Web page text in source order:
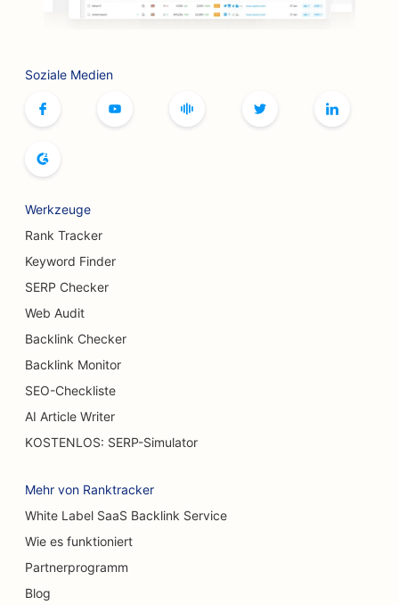
SEO für Boutiquen
SEO für Bowlingbahnen
SEO für Brettspiel-Cafés
SEO für Brauereien
SEO für Brustvergrößerungsdienste
SEO für Buffet-Restaurants
SEO für Cafés
SEO für Konditoreien
SEO für Restaurants, die zwanglos speisen
SEO für Autowaschanlagen
SEO für Autohäuser
Soziale Medien
Werkzeuge
Rank Tracker
Keyword Finder
SERP Checker
Web Audit
Backlink Checker
Backlink Monitor
SEO-Checkliste
AI Article Writer
KOSTENLOS: SERP-Simulator
Mehr von Ranktracker
White Label SaaS Backlink Service
Wie es funktioniert
Partnerprogramm
Blog